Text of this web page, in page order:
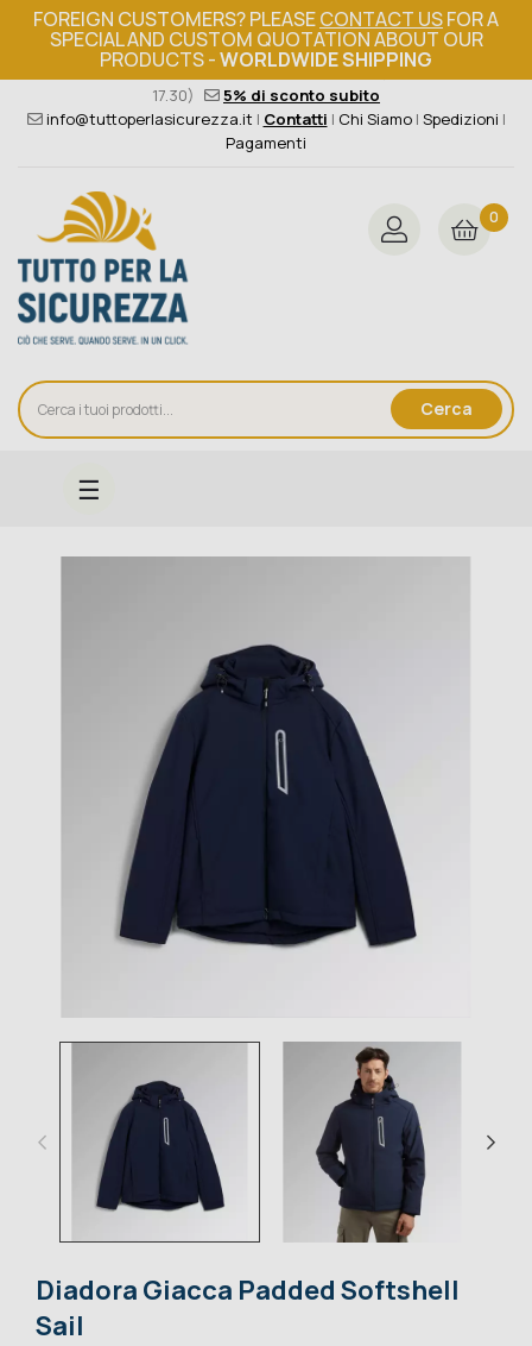
FOREIGN CUSTOMERS? PLEASECONTACT USFOR A
SPECIAL AND CUSTOM QUOTATION ABOUT OUR
PRODUCTS -WORLDWIDE SHIPPING
Ordine minimo 149€+iva 376 004 4000(Lun - Ven / 8.30 -
17.30)
5% di sconto subito
info@tuttoperlasicurezza.it | Contatti | Chi Siamo| Spedizioni |
Pagamenti
Cerca
0
navigazione
☰
Diadora Giacca Padded Softshell
Sail